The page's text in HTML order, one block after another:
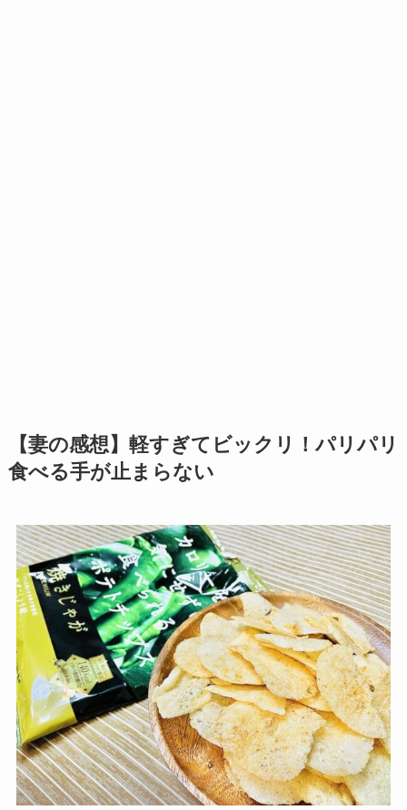
【妻の感想】軽すぎてビックリ！パリパリ
食べる手が止まらない